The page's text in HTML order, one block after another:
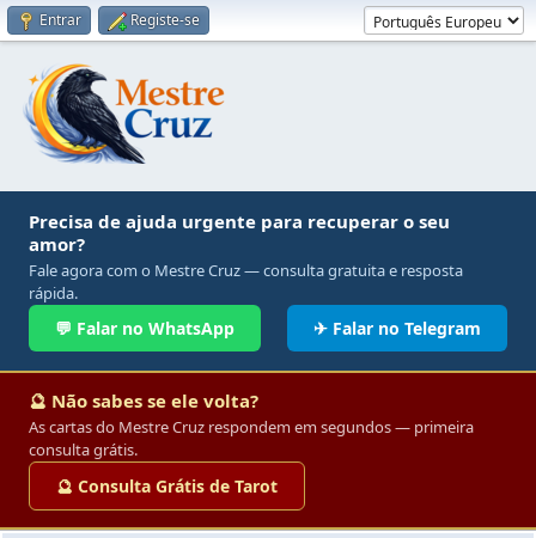
Entrar Registe-se
Precisa de ajuda urgente para recuperar o seu
amor?
Fale agora com o Mestre Cruz — consulta gratuita e resposta
rápida.
💬 Falar no WhatsApp ✈ Falar no Telegram
🔮 Não sabes se ele volta?
As cartas do Mestre Cruz respondem em segundos — primeira
consulta grátis.
🔮 Consulta Grátis de Tarot